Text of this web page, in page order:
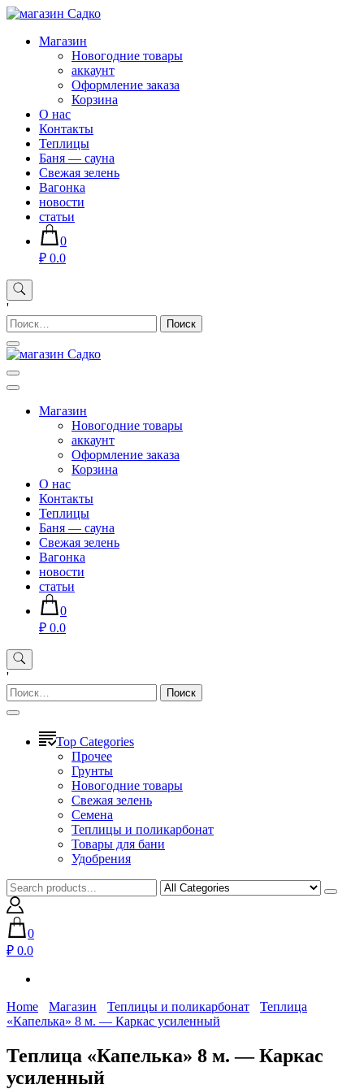
Skip
content
Магазин хозяйственных товаров для дома сада огорода —
sadko59.ru
Магазин
Новогодние товары
аккаунт
Оформление заказа
Корзина
О нас
Контакты
Теплицы
Баня — сауна
Свежая зелень
Вагонка
новости
статьи
0
₽ 0.0
'
Найти:
Магазин
Новогодние товары
аккаунт
Оформление заказа
Корзина
О нас
Контакты
Теплицы
Баня — сауна
Свежая зелень
Вагонка
новости
статьи
0
₽ 0.0
'
Найти:
Top Categories
Прочее
Грунты
Новогодние товары
Свежая зелень
Семена
Теплицы и поликарбонат
Товары для бани
Удобрения
0
₽ 0.0
Home Магазин Теплицы и поликарбонат
Теплица
«Капелька» 8 м. — Каркас усиленный
Теплица «Капелька» 8 м. — Каркас
усиленный